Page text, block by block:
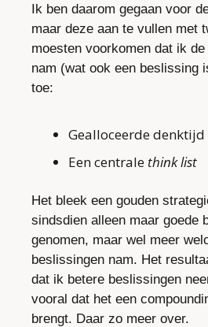
Ik ben daarom gegaan voor
maar deze aan te vullen met
moesten voorkomen dat ik
nam (wat ook een beslissing
toe:
Gealloceerde
Een centrale think list
Het bleek een gouden
sindsdien alleen maar goede
genomen, maar wel meer
beslissingen nam. Het
dat ik betere beslissingen
vooral dat het een
brengt. Daar zo meer over.